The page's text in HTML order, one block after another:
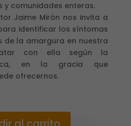
y comunidades enteras.
Jaime Mirón nos invita a
identificar los síntomas
de la amargura en nuestra
con ella según la
en la gracia que
ofrecernos.